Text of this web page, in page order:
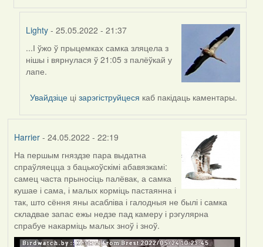
Lighty - 25.05.2022 - 21:37
In
reply
to
Lighty
...І ўжо ў прыцемках самка зляцела з
нішы і вярнулася ў 21:05 з палёўкай у
лапе.
Увайдзіце цізарэгіструйцеся каб пакідаць каментары.
Harrier- 24.05.2022 - 22:19
На першым гняздзе пара выдатна
спраўляецца з бацькоўскімі абавязкамі:
самец часта прыносіць палёвак, а самка
кушае і сама, і малых корміць пастаянна і
так, што сёння яны асабліва і галодныя не былі і самка
складвае запас ежы недзе пад камеру і рэгулярна
спрабуе накарміць малых зноў і зноў.